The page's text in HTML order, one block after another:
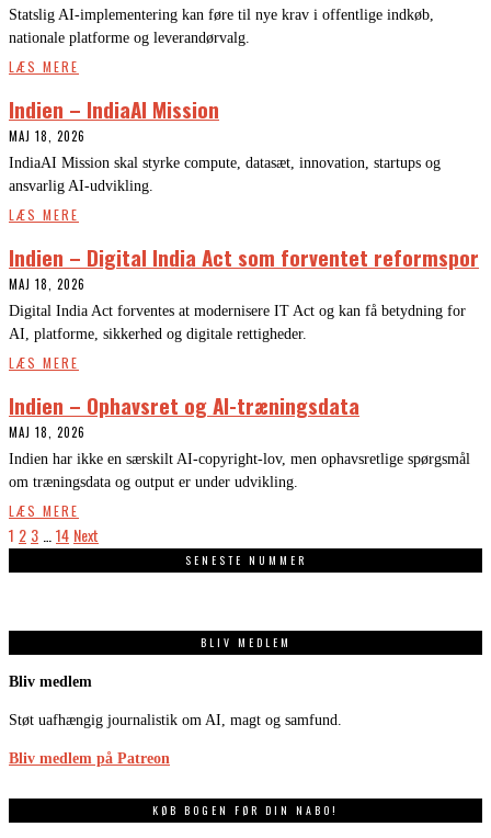
Statslig AI-implementering kan føre til nye krav i offentlige indkøb,
nationale platforme og leverandørvalg.
LÆS MERE
Indien – IndiaAI Mission
MAJ 18, 2026
IndiaAI Mission skal styrke compute, datasæt, innovation, startups og
ansvarlig AI-udvikling.
LÆS MERE
Indien – Digital India Act som forventet reformspor
MAJ 18, 2026
Digital India Act forventes at modernisere IT Act og kan få betydning for
AI, platforme, sikkerhed og digitale rettigheder.
LÆS MERE
Indien – Ophavsret og AI-træningsdata
MAJ 18, 2026
Indien har ikke en særskilt AI-copyright-lov, men ophavsretlige spørgsmål
om træningsdata og output er under udvikling.
LÆS MERE
1 2 3 14 Next
SENESTE NUMMER
BLIV MEDLEM
Bliv medlem
Støt uafhængig journalistik om AI, magt og samfund.
Bliv medlem på Patreon
KØB BOGEN FØR DIN NABO!